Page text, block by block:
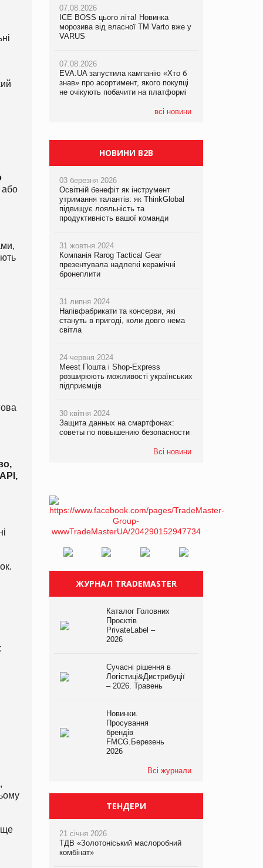
або
ще
07.08.2026
ICE BOSS цього літа! Новинка
морозива від власної ТМ Varto вже у
VARUS
07.08.2026
EVA.UA запустила кампанію «Хто б
знав» про асортимент, якого покупці
не очікують побачити на платформі
всі новини
06.08.2026
Смачна новинка для хвостатих: у
VARUS з’явилися паучі Varto Paw
05.08.2026
Мережа супермаркетів VARUS купує
мережу магазинів формату
компанія налічуватиме 374 магазини
07.08.2026
Франція заборонила рекламні дзвінки
НОВИНИ B2B
03 березня 2026
Освітній бенефіт як інструмент
утримання талантів: як ThinkGlobal
підвищує лояльність та
продуктивність вашої команди
31 жовтня 2024
Компанія Rarog Tactical Gear
презентувала надлегкі керамічні
бронеплити
31 липня 2024
Напівфабрикати та консерви, які
стануть в пригоді, коли довго нема
світла
24 червня 2024
Meest Пошта і Shop-Express
розширюють можливості українських
підприємців
30 квітня 2024
Защита данных на смартфонах:
советы по повышению безопасности
Всі новини
ЖУРНАЛ TRADEMASTER
Каталог Головних
Проєктів
PrivateLabel –
2026
Сучасні рішення в
Логістиці&Дистрибуції
– 2026. Травень
Новинки.
Просування
брендів
FMCG.Березень
2026
Всі журнали
ТЕНДЕРИ
21 січня 2026
ТДВ «Золотоніський маслоробний
комбінат»